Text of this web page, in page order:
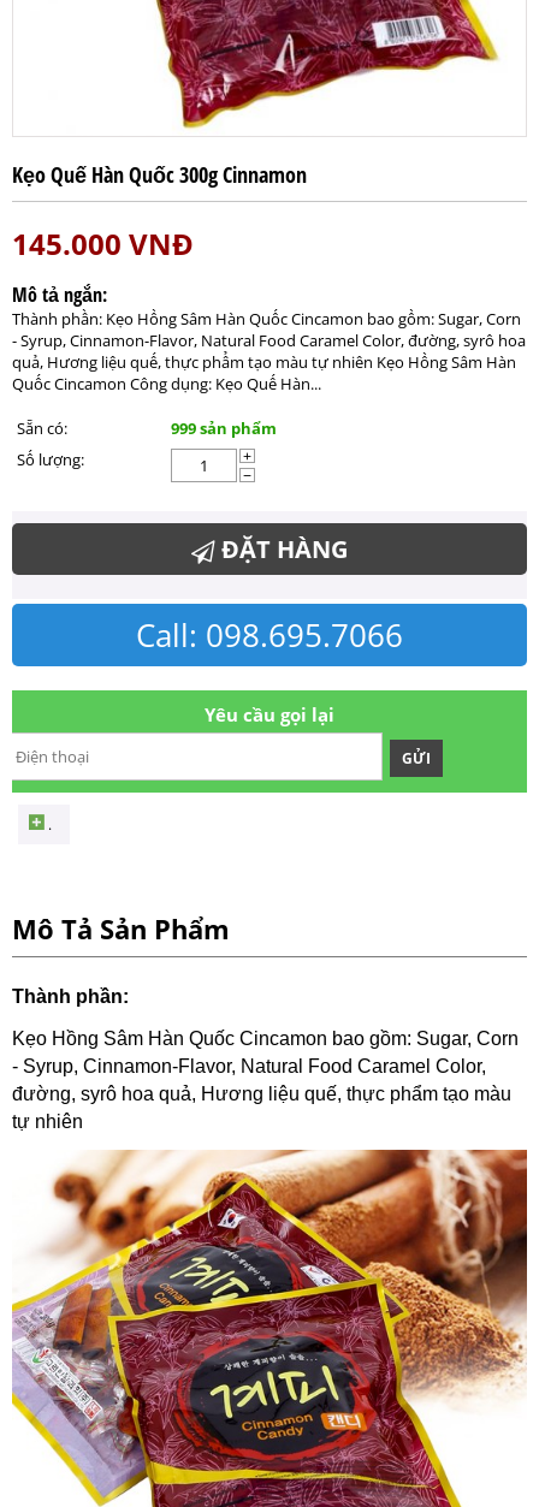
Kẹo Quế Hàn Quốc 300g Cinnamon
145.000 VNĐ
Mô tả ngắn:
Thành phần: Kẹo Hồng Sâm Hàn Quốc Cincamon bao gồm: Sugar, Corn
- Syrup, Cinnamon-Flavor, Natural Food Caramel Color, đường, syrô hoa
quả, Hương liệu quế, thực phẩm tạo màu tự nhiên Kẹo Hồng Sâm Hàn
Quốc Cincamon Công dụng: Kẹo Quế Hàn...
Sẵn có:
999 sản phẩm
Số lượng:
+
−
ĐẶT HÀNG
Call: 098.695.7066
Yêu cầu gọi lại
GỬI
.
Mô Tả Sản Phẩm
Thành phần:
Kẹo Hồng Sâm Hàn Quốc Cincamon bao gồm: Sugar, Corn
- Syrup, Cinnamon-Flavor, Natural Food Caramel Color,
đường, syrô hoa quả, Hương liệu quế, thực phẩm tạo màu
tự nhiên